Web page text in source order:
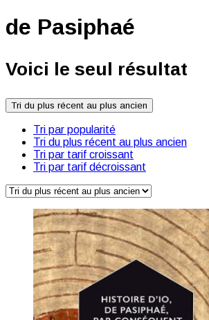
de Pasiphaé
Voici le seul résultat
Tri du plus récent au plus ancien
Tri par popularité
Tri du plus récent au plus ancien
Tri par tarif croissant
Tri par tarif décroissant